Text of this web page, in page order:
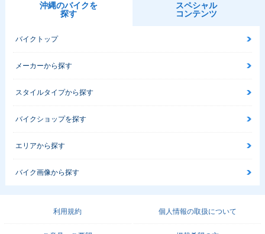
沖縄のバイクを
探す
スペシャル
コンテンツ
バイクトップ
メーカーから探す
スタイルタイプから探す
バイクショップを探す
エリアから探す
バイク画像から探す
利用規約 個人情報の取扱について